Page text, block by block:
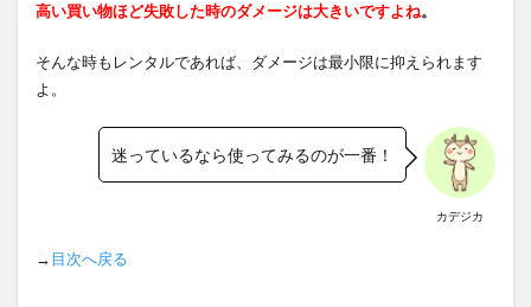
高い買い物ほど失敗した時のダメージは大きいですよね。
そんな時もレンタルであれば、ダメージは最小限に抑えられます
よ。
カデジカ
迷っているなら使ってみるのが一番！
→ 目次へ戻る